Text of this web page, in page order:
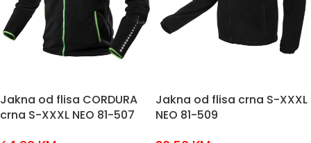
Jakna od flisa CORDURA
crna S-XXXL NEO 81-507
Jakna od flisa crna S-XXXL
NEO 81-509